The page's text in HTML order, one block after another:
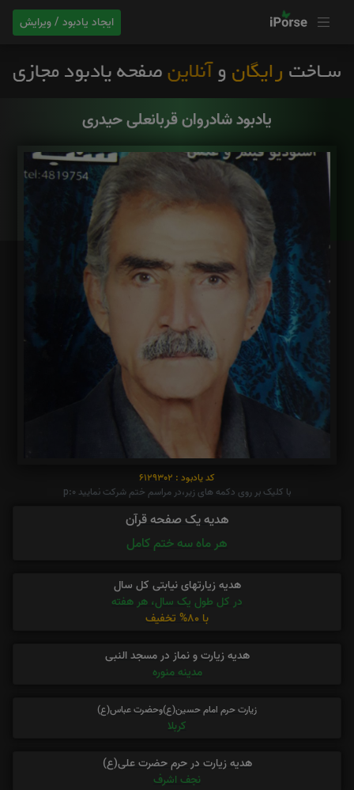
ایجاد یادبود / ویرایش
یادبود شادروان قربانعلی حیدری
کد یادبود : 6129302
با کلیک بر روی دکمه های زیر،در مراسم ختم شرکت نمایید p:0
هدیه یک صفحه قرآن
هر ماه سه ختم کامل
هدیه زیارتهای نیابتی کل سال
در کل طول یک سال، هر هفته
با 80% تخفیف
هدیه زیارت و نماز در مسجد النبی
مدینه منوره
زیارت حرم امام حسین(ع)وحضرت عباس(ع)
کربلا
هدیه زیارت در حرم حضرت علی(ع)
نجف اشرف